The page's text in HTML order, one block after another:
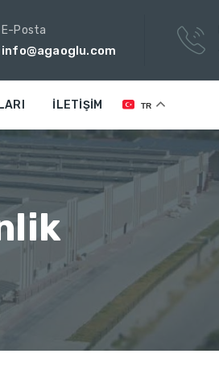
E-Posta
info@agaoglu.com
İLETIŞIM TR